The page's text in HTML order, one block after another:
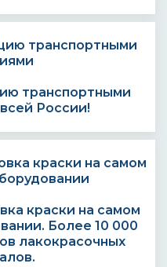
транспортными
России!
краски на самом
Более 10 000
лакокрасочных